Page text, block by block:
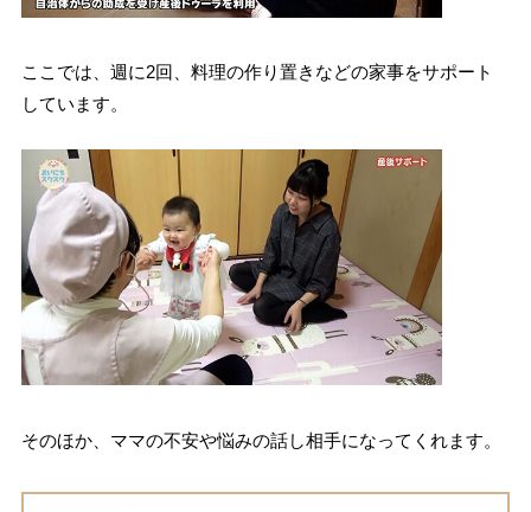
ここでは、週に2回、料理の作り置きなどの家事をサポート
しています。
そのほか、ママの不安や悩みの話し相手になってくれます。